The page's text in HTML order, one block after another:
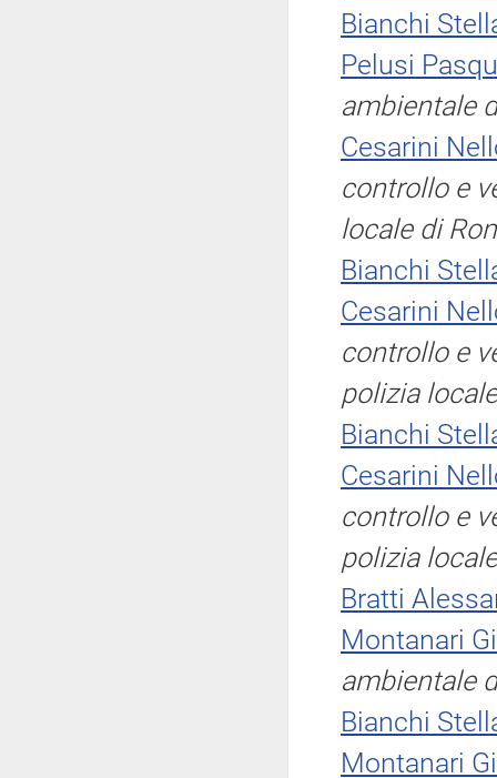
Bianchi
Pelusi
ambientale
Cesarini
controllo e
locale di
Bianchi
Cesarini
controllo e
polizia
Bianchi
Cesarini
controllo e
polizia
Bratti
Montanari
ambientale
Bianchi
Montanari